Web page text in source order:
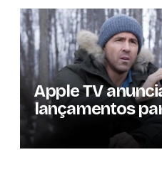
Apple TV
lançamentos
conheça as